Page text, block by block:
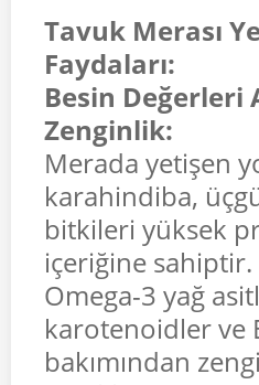
Tavuk Merası
Faydaları:
Besin Değerleri
Zenginlik:
Merada yetişen
karahindiba,
bitkileri yüksek
içeriğine sahiptir.
Omega-3 yağ
karotenoidler ve
bakımından